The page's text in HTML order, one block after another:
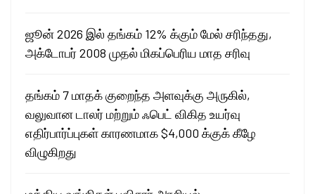
ஜூன் 2026 இல் தங்கம் 12% க்கும் மேல் சரிந்தது,
அக்டோபர் 2008 முதல் மிகப்பெரிய மாத சரிவு
தங்கம் 7 மாதக் குறைந்த அளவுக்கு அருகில்,
வலுவான டாலர் மற்றும் ஃபெட் விகித உயர்வு
எதிர்பார்ப்புகள் காரணமாக $4,000 க்குக் கீழே
விழுகிறது